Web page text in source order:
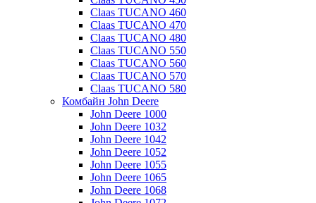
Claas TUCANO 460
Claas TUCANO 470
Claas TUCANO 480
Claas TUCANO 550
Claas TUCANO 560
Claas TUCANO 570
Claas TUCANO 580
Комбайн John Deere
John Deere 1000
John Deere 1032
John Deere 1042
John Deere 1052
John Deere 1055
John Deere 1065
John Deere 1068